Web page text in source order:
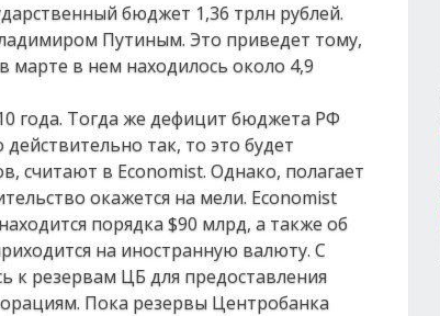
бюджет 1,36 трлн рублей.
Путиным. Это приведет тому,
марте в нем находилось около 4,9
года. Тогда же дефицит бюджета РФ
так, то это будет
считают в Economist. Однако, полагает
окажется на мели. Economist
порядка $90 млрд, а также об
на иностранную валюту. С
к резервам ЦБ для предоставления
Пока резервы Центробанка